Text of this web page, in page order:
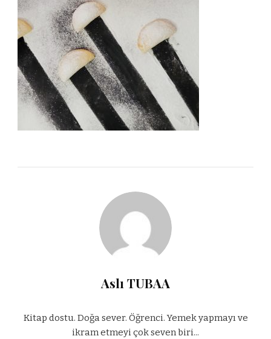
Aslı TUBAA
Kitap dostu. Doğa sever. Öğrenci. Yemek yapmayı ve
ikram etmeyi çok seven biri...